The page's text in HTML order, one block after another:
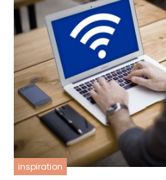
inspiration